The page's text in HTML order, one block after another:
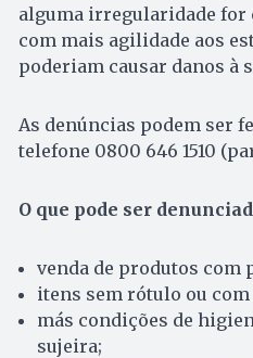
alguma irregularidade for
com mais agilidade aos
poderiam causar danos à
As denúncias podem ser
telefone 0800 646 1510
O que pode ser
venda de produtos com
itens sem rótulo ou
más condições de
sujeira;